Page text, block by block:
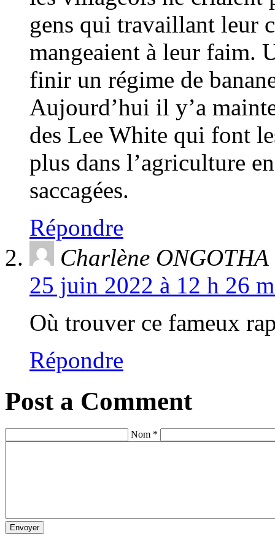
gens qui travaillant leur
mangeaient à leur faim.
finir un régime de
Aujourd’hui il y’a
des Lee White qui font
plus dans l’agriculture
saccagées.
Répondre
Charlène ONGOTHA
25 juin 2022 à 12 h 26
Où trouver ce fameux
Répondre
Post a Comment
Nom *